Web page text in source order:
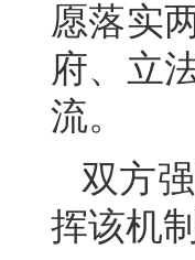
愿落实
府、立
流。
双方
挥该机